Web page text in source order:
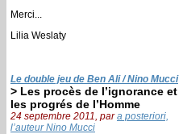
Merci...
Lilia Weslaty
Le double jeu de Ben Ali / Nino Mucci
> Les procès de l’ignorance et
les progrés de l’Homme
24 septembre 2011, para posteriori,
l’auteur Nino Mucci